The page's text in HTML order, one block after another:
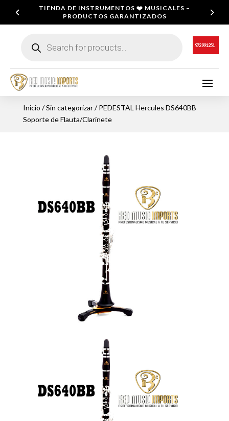
TIENDA DE INSTRUMENTOS ❤️ MUSICALES –
PRODUCTOS GARANTIZADOS
productos
972 991 251
Inicio /Sin categorizar/ PEDESTAL Hercules DS640BB
Soporte de Flauta/Clarinete